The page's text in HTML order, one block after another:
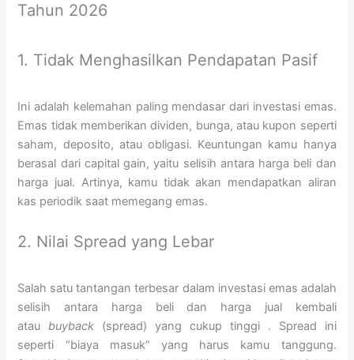
Tahun 2026
1. Tidak Menghasilkan Pendapatan Pasif
Ini adalah kelemahan paling mendasar dari investasi emas.
Emas tidak memberikan dividen, bunga, atau kupon seperti
saham, deposito, atau obligasi. Keuntungan kamu hanya
berasal dari capital gain, yaitu selisih antara harga beli dan
harga jual. Artinya, kamu tidak akan mendapatkan aliran
kas periodik saat memegang emas.
2. Nilai Spread yang Lebar
Salah satu tantangan terbesar dalam investasi emas adalah
selisih antara harga beli dan harga jual kembali
ataubuyback (spread) yang cukup tinggi . Spread ini
seperti “biaya masuk” yang harus kamu tanggung.